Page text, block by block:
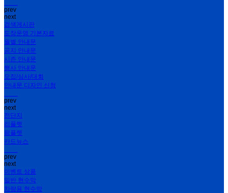
prev
next
검색게시판
도장운영 기본자료
월별 안내문
공지 안내문
시즌 안내문
행사 안내문
모집/심사/대회
안내문 디자인 신청
prev
next
전단지
리플렛
팜플렛
카드뉴스
prev
next
이벤트 상품
일반 현수막
차량용 현수막